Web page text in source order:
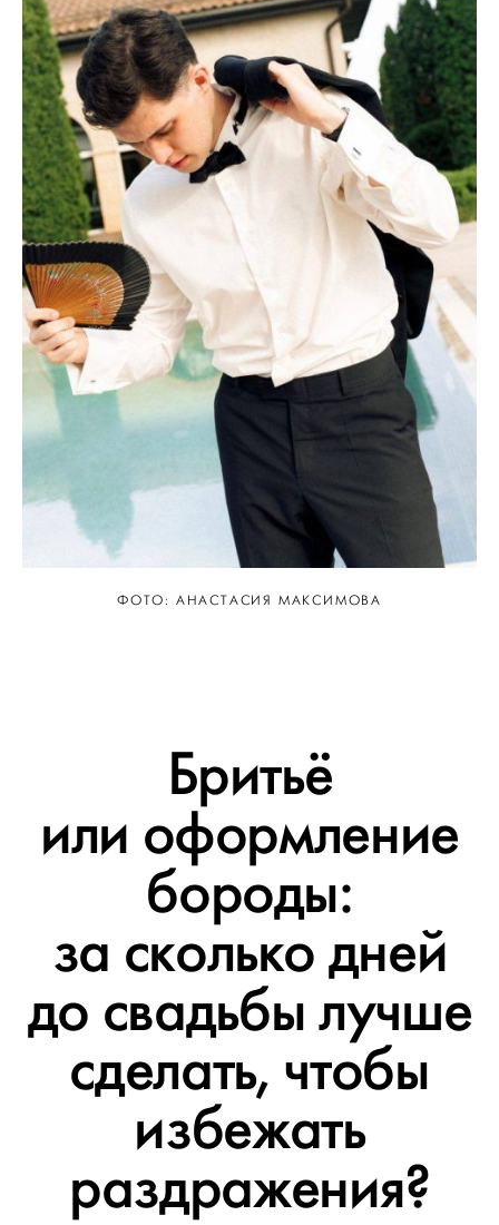
ФОТО: АНАСТАСИЯ МАКСИМОВА
Бритьё
или оформление
бороды:
за сколько дней
до свадьбы лучше
сделать, чтобы
избежать
раздражения?